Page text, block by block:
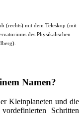
(rechts) mit dem Teleskop (mit
des Physikalischen
Namen?
Kleinplaneten und die
Schritten